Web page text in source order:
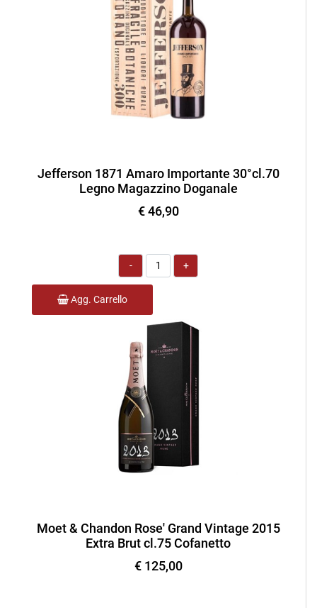
Jefferson 1871 Amaro Importante 30°cl.70
Legno Magazzino Doganale
€ 46,90
Quantità
Agg. Carrello
Moet & Chandon Rose' Grand Vintage 2015
Extra Brut cl.75 Cofanetto
€ 125,00